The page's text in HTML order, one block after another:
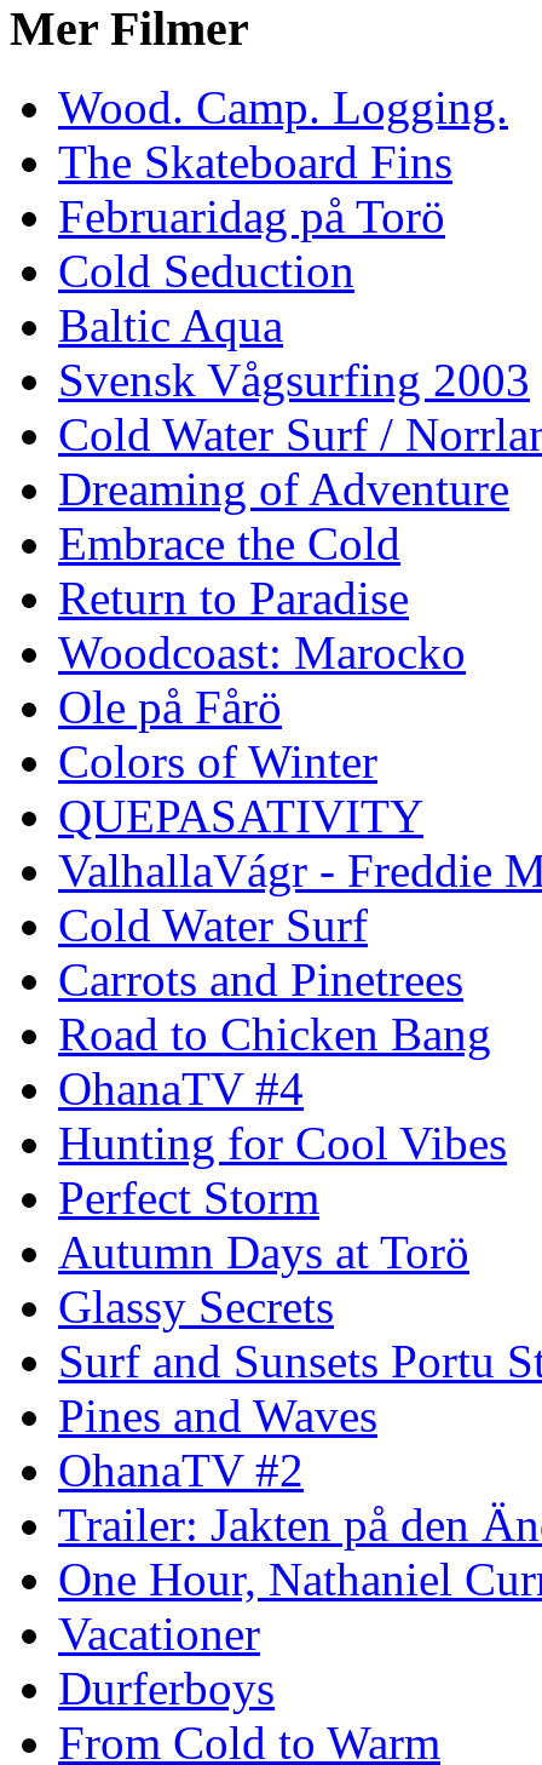
Mer Filmer
Wood. Camp. Logging.
The Skateboard Fins
Februaridag på Torö
Cold Seduction
Baltic Aqua
Svensk Vågsurfing 2003
Cold Water Surf /
Dreaming of Adventure
Embrace the Cold
Return to Paradise
Woodcoast: Marocko
Ole på Fårö
Colors of Winter
QUEPASATIVITY
ValhallaVágr - Freddie
Cold Water Surf
Carrots and Pinetrees
Road to Chicken Bang
OhanaTV #4
Hunting for Cool Vibes
Perfect Storm
Autumn Days at Torö
Glassy Secrets
Surf and Sunsets Portu
Pines and Waves
OhanaTV #2
Trailer: Jakten på den
One Hour, Nathaniel
Vacationer
Durferboys
From Cold to Warm